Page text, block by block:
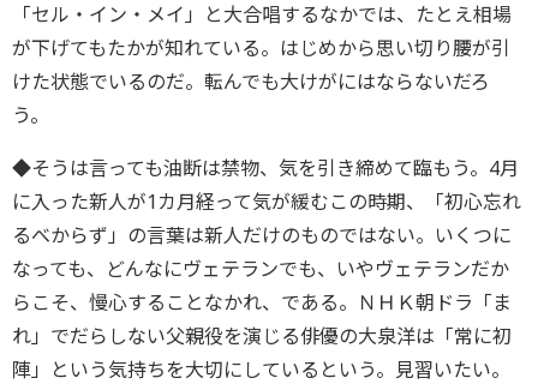
「セル・イン・メイ」と大合唱するなかでは、たとえ相場
が下げてもたかが知れている。はじめから思い切り腰が引
けた状態でいるのだ。転んでも大けがにはならないだろ
う。
◆そうは言っても油断は禁物、気を引き締めて臨もう。4月
に入った新人が1カ月経って気が緩むこの時期、「初心忘れ
るべからず」の言葉は新人だけのものではない。いくつに
なっても、どんなにヴェテランでも、いやヴェテランだか
らこそ、慢心することなかれ、である。ＮＨＫ朝ドラ「ま
れ」でだらしない父親役を演じる俳優の大泉洋は「常に初
陣」という気持ちを大切にしているという。見習いたい。